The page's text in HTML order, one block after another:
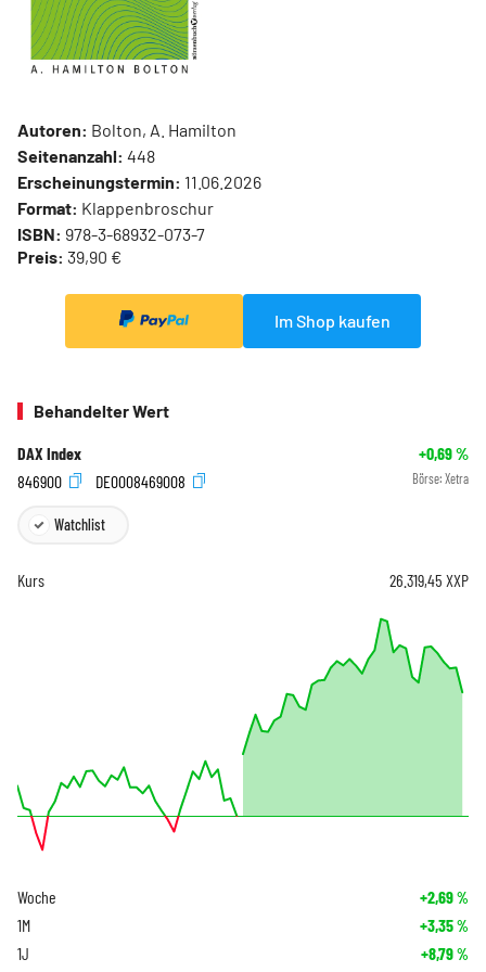
Autoren: Bolton, A. Hamilton
Seitenanzahl: 448
Erscheinungstermin: 11.06.2026
Format: Klappenbroschur
ISBN: 978-3-68932-073-7
Preis: 39,90 €
Im Shop kaufen
Behandelter Wert
DAX Index +0,69%
846900
DE0008469008 Börse: Xetra
Watchlist
Kurs 26.319,45 XXP
Woche +2,69%
1M +3,35%
1J +8,79%